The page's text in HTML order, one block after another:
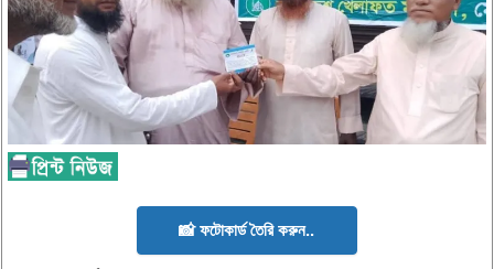
📸 ফটোকার্ড তৈরি করুন..